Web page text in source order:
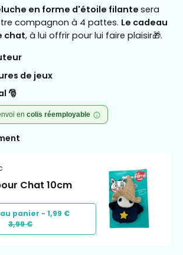
en forme d'étoile filante sera
compagnon à 4 pattes. Le cadeau
chat, à lui offrir pour lui faire plaisir🎁.
de jeux
🎅
en colis réemployable
Chat 10cm
panier -1,99 €
3,99 €